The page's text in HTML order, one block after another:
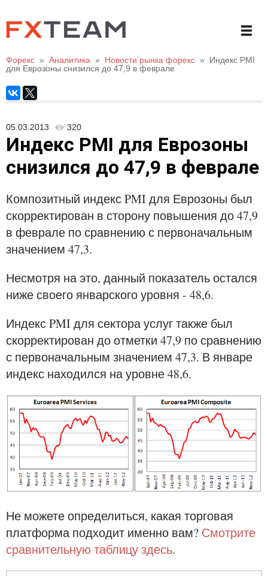
Форекс » Аналитика » Новости рынка форекс »
Индекс PMI
для Еврозоны снизился до 47,9 в феврале
05.03.2013 320
Индекс PMI для Еврозоны
снизился до 47,9 в феврале
Композитный индекс PMI для Еврозоны был
скорректирован в сторону повышения до 47,9
в феврале по сравнению с первоначальным
значением 47,3.
Несмотря на это, данный показатель остался
ниже своего январского уровня - 48,6.
Индекс PMI для сектора услуг также был
скорректирован до отметки 47,9 по сравнению
с первоначальным значением 47,3. В январе
индекс находился на уровне 48,6.
Не можете определиться, какая торговая
платформа подходит именно вам? Смотрите
сравнительную таблицу здесь.